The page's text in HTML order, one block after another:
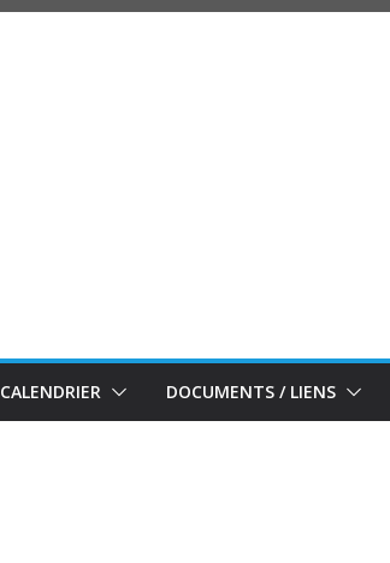
CALENDRIER DOCUMENTS / LIENS